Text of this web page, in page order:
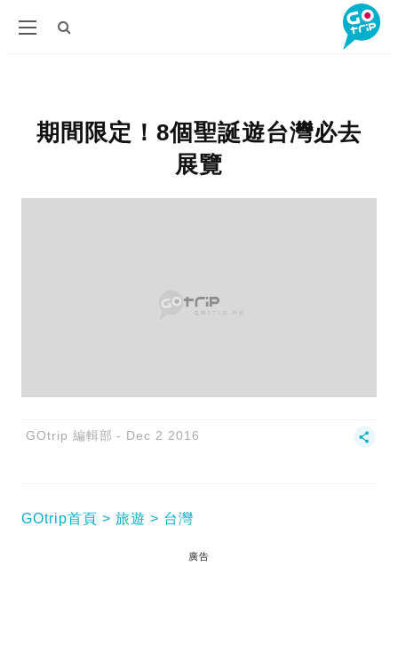
期間限定！8個聖誕遊台灣必去
展覽
GOtrip 編輯部 Dec 2 2016
GOtrip首頁 旅遊 台灣
廣告